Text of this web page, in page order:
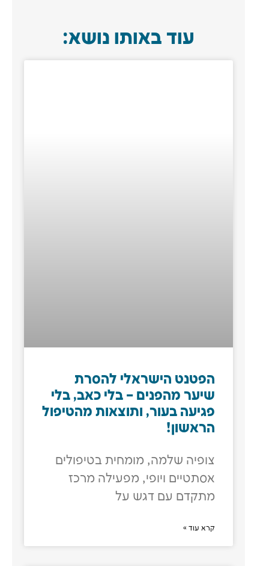
עוד באותו נושא:
הפטנט הישראלי להסרת
שיער מהפנים – בלי כאב, בלי
פגיעה בעור, ותוצאות מהטיפול
הראשון!
צופיה שלמה, מומחית בטיפולים
אסתטיים ויופי, מפעילה מרכז
מתקדם עם דגש על
קרא עוד »